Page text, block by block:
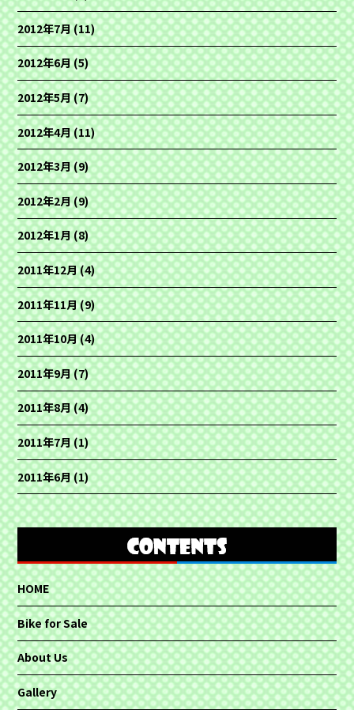
2012年7月(11)
2012年6月(5)
2012年5月(7)
2012年4月(11)
2012年3月(9)
2012年2月(9)
2012年1月(8)
2011年12月(4)
2011年11月(9)
2011年10月(4)
2011年9月(7)
2011年8月(4)
2011年7月(1)
2011年6月(1)
HOME
Bike for Sale
About Us
Gallery